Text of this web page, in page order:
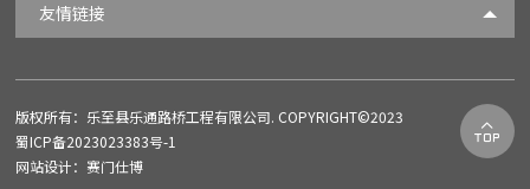
友情链接

版权所有：乐至县乐通路桥工程有限公司. COPYRIGHT©2023
蜀ICP备2023023383号-1
网站设计：赛门仕博